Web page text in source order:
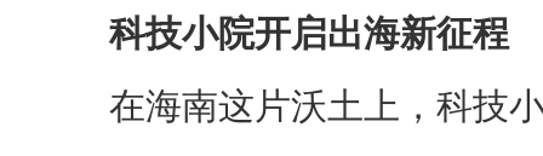
科技小院开启出海新征程
在海南这片沃土上，科技